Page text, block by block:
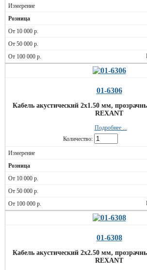
01-6306
Кабель акустический 2х1.50 мм,
REXANT
Подробнее ...
Количество:
01-6308
Кабель акустический 2х2.50 мм,
REXANT